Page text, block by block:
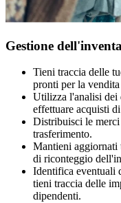
Gestione
Tieni traccia delle
pronti per la
Utilizza l'analisi dei
effettuare acquisti
Distribuisci le
trasferimento.
Mantieni aggiornati
di riconteggio
Identifica eventuali
tieni traccia delle
dipendenti.